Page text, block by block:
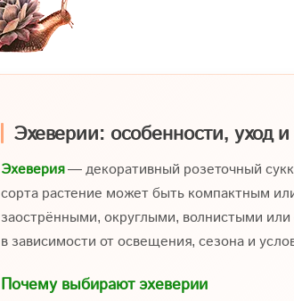
Эхеверии: особенности, уход
Эхеверия— декоративный розеточный
сорта растение может быть компактным
заострёнными, округлыми, волнистыми
в зависимости от освещения, сезона и
Почему выбирают эхеверии